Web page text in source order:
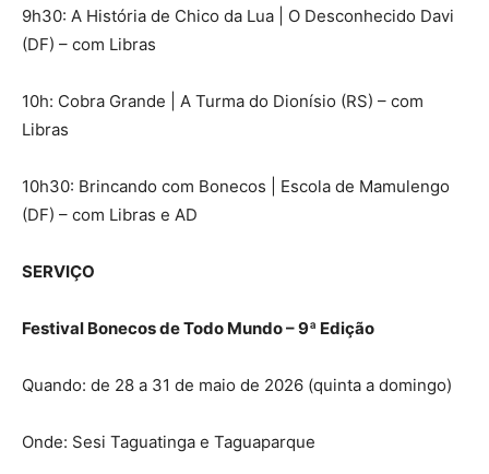
9h30: A História de Chico da Lua | O Desconhecido Davi
(DF) – com Libras
10h: Cobra Grande | A Turma do Dionísio (RS) – com
Libras
10h30: Brincando com Bonecos | Escola de Mamulengo
(DF) – com Libras e AD
SERVIÇO
Festival Bonecos de Todo Mundo – 9ª Edição
Quando: de 28 a 31 de maio de 2026 (quinta a domingo)
Onde: Sesi Taguatinga e Taguaparque